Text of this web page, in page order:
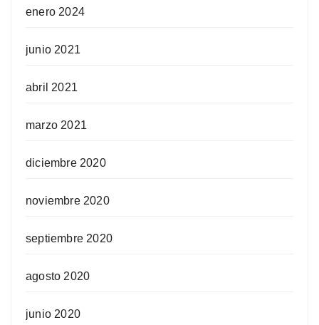
enero 2024
junio 2021
abril 2021
marzo 2021
diciembre 2020
noviembre 2020
septiembre 2020
agosto 2020
junio 2020